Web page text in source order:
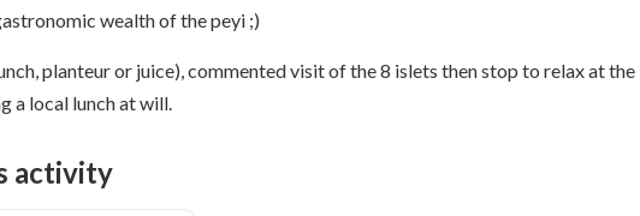
wealth of the peyi ;)
planteur or juice), commented visit of the 8 islets then stop to relax at the
a local lunch at will.
activity